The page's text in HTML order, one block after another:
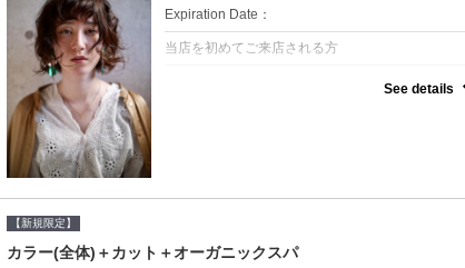
Expiration Date：
当店を初めてご来店される方
See details
【新規限定】
カラー(全体)＋カット＋オーガニックスパ